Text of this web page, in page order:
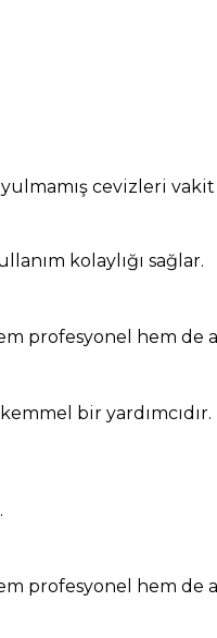
cevizleri
kolaylığı sağlar.
profesyonel hem
bir yardımcıdır.
profesyonel hem